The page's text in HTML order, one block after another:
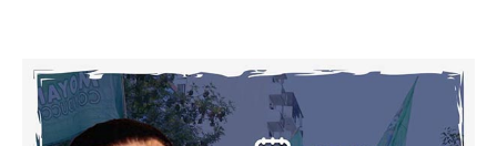
Ramas por actividad
Camioneros solidarios